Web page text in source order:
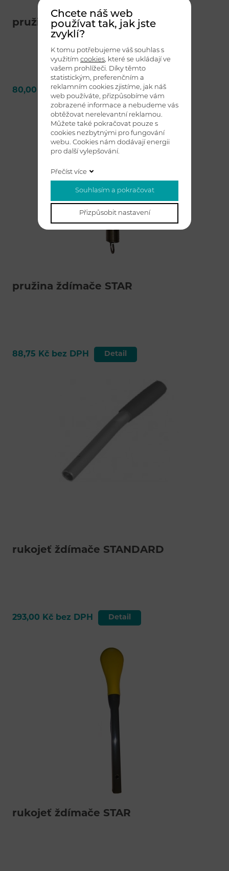
pružina ždímače STANDARD
80,00 Kč bez DPH Detail
pružina ždímače STAR
88,75 Kč bez DPH Detail
rukojeť ždímače STANDARD
293,00 Kč bez DPH Detail
rukojeť ždímače STAR
Chcete náš web
používat tak, jak jste
zvyklí?
K tomu potřebujeme váš souhlas s
využitím cookies , které se ukládají ve
vašem prohlížeči. Díky těmto
statistickým, preferenčním a
reklamním cookies zjistíme, jak náš
web používáte, přizpůsobíme vám
zobrazené informace a nebudeme vás
obtěžovat nerelevantní reklamou.
Můžete také pokračovat pouze s
cookies nezbytnými pro fungování
webu. Cookies nám dodávají energii
pro další vylepšování.
Přečíst více
Souhlasím a pokračovat
Přizpůsobit nastavení